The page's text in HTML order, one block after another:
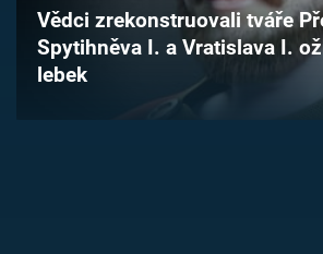
Sledujte prima+
Vědci zrekonstruovali tváře
Spytihněva I. a Vratislava I.
lebek